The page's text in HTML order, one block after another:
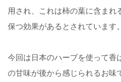
用され、これは柿の葉に含まれ
保つ効果があるとされています。
今回は日本のハーブを使って香
の甘味が後から感じられるお味